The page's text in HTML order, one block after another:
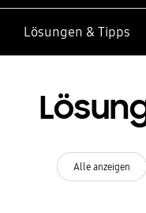
Lösungen & Tipps
Alle anzeigen